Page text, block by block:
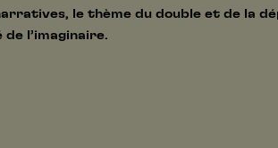
le thème du double et de la
l’imaginaire.